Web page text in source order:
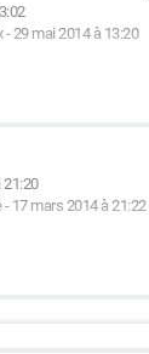
-29 mai 2014 à 13:20
21:20
- 17 mars 2014 à 21:22